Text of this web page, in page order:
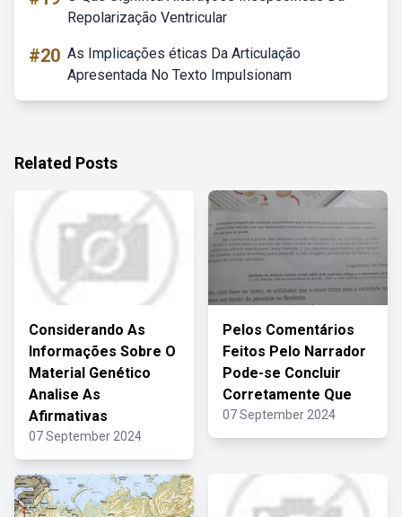
Repolarização Ventricular
#20 As Implicações éticas Da Articulação
Apresentada No Texto Impulsionam
Related Posts
Considerando As
Informações Sobre O
Material Genético
Analise As
Afirmativas
07 September 2024
Pelos Comentários
Feitos Pelo Narrador
Pode-se Concluir
Corretamente Que
07 September 2024